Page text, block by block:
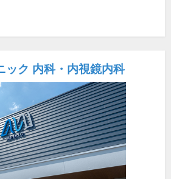
ック 内科・内視鏡内科